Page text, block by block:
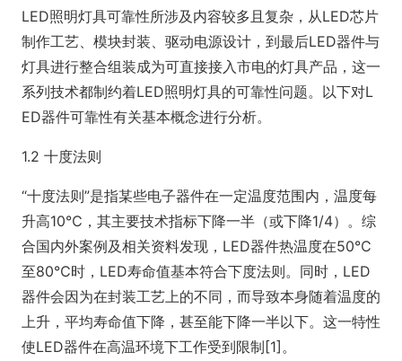
LED照明灯具可靠性所涉及内容较多且复杂，从LED芯片
制作工艺、模块封装、驱动电源设计，到最后LED器件与
灯具进行整合组装成为可直接接入市电的灯具产品，这一
系列技术都制约着LED照明灯具的可靠性问题。以下对L
ED器件可靠性有关基本概念进行分析。
1.2 十度法则
“十度法则”是指某些电子器件在一定温度范围内，温度每
升高10℃，其主要技术指标下降一半（或下降1/4）。综
合国内外案例及相关资料发现，LED器件热温度在50℃
至80℃时，LED寿命值基本符合下度法则。同时，LED
器件会因为在封装工艺上的不同，而导致本身随着温度的
上升，平均寿命值下降，甚至能下降一半以下。这一特性
使LED器件在高温环境下工作受到限制[1]。